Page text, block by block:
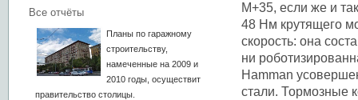
Все отчёты
Планы по гаражному
строительству,
намеченные на 2009 и
2010 годы, осуществит
правительство столицы.
М+35, если же и
48 Нм крутящего
скорость: она
ни
Hamman
стали. Тормозные